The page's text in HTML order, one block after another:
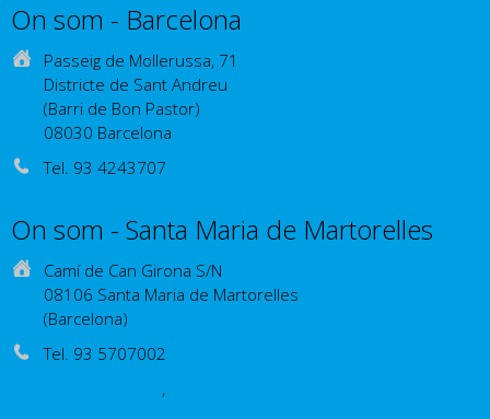
On som - Barcelona
Passeig de Mollerussa, 71
Districte de Sant Andreu
(Barri de Bon Pastor)
08030 Barcelona
Tel. 93 4243707
On som - Santa Maria de Martorelles
Camí de Can Girona S/N
08106 Santa Maria de Martorelles
(Barcelona)
Tel. 93 5707002
,